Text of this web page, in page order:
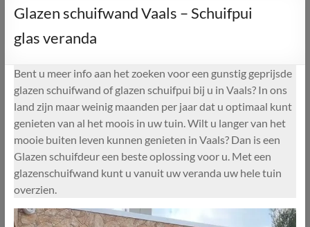
Glazen schuifwand Vaals – Schuifpui
glas veranda
Bent u meer info aan het zoeken voor een gunstig geprijsde
glazen schuifwand of glazen schuifpui bij u in Vaals? In ons
land zijn maar weinig maanden per jaar dat u optimaal kunt
genieten van al het moois in uw tuin. Wilt u langer van het
mooie buiten leven kunnen genieten in Vaals? Dan is een
Glazen schuifdeur een beste oplossing voor u. Met een
glazenschuifwand kunt u vanuit uw veranda uw hele tuin
overzien.